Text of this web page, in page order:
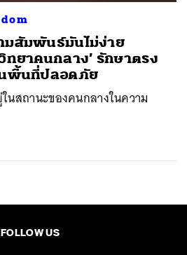
มสัมพันธ์มันไม่ง่าย
ทยาคนกลาง’ รักษาตรง
นพื้นที่ปลอดภัย
นสถานะของคนกลางในความ
FOLLOW US